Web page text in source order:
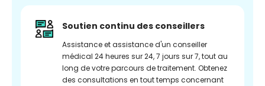
Soutien continu des conseillers
Assistance et assistance d'un conseiller
médical 24 heures sur 24, 7 jours sur 7, tout au
long de votre parcours de traitement. Obtenez
des consultations en tout temps concernant